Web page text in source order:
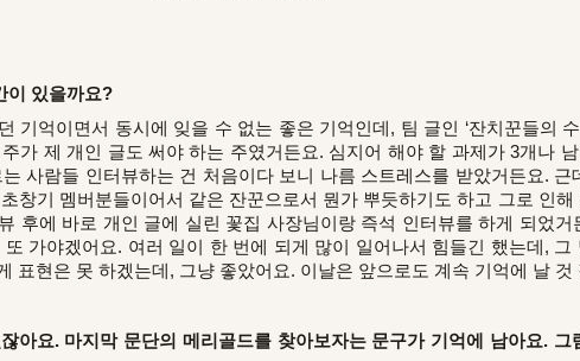
이 있을까요?
기억이면서 동시에 잊을 수 없는 좋은 기억인데, 팀 글인 ‘잔치꾼들의
가 제 개인 글도 써야 하는 주였거든요. 심지어 해야 할 과제가 3개나
사람들 인터뷰하는 건 처음이다 보니 나름 스트레스를 받았거든요. 근
창기 멤버분들이어서 같은 잔꾼으로서 뭔가 뿌듯하기도 하고 그로 인해
후에 바로 개인 글에 실린 꽃집 사장님이랑 즉석 인터뷰를 하게 되었거
가야겠어요. 여러 일이 한 번에 되게 많이 일어나서 힘들긴 했는데, 그
표현은 못 하겠는데, 그냥 좋았어요. 이날은 앞으로도 계속 기억에 날 것
아요. 마지막 문단의 메리골드를 찾아보자는 문구가 기억에 남아요. 그